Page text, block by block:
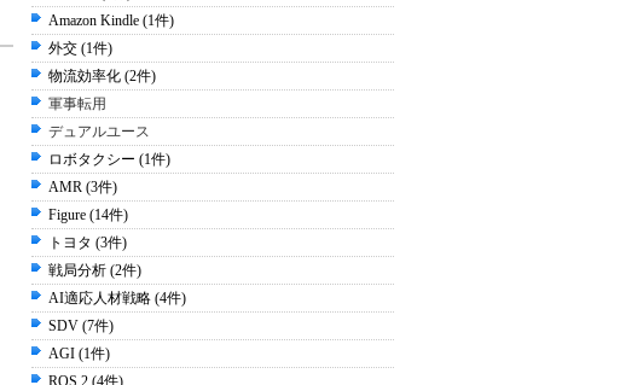
Amazon Kindle (1件)
外交 (1件)
物流効率化 (2件)
軍事転用
デュアルユース
ロボタクシー (1件)
AMR (3件)
Figure (14件)
トヨタ (3件)
戦局分析 (2件)
AI適応人材戦略 (4件)
SDV (7件)
AGI (1件)
ROS 2 (4件)